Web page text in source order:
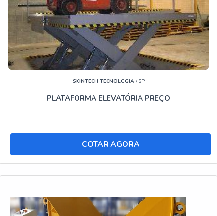
SKINTECH TECNOLOGIA/ SP
PLATAFORMA ELEVATÓRIA PREÇO
COTAR AGORA